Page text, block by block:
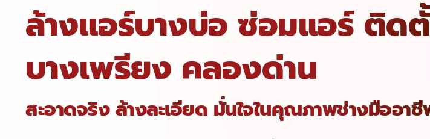
ล้างแอร์บางบ่อ ซ่อมแอร์ ติด
บางเพรียง คลองด่าน
สะอาดจริง ล้างละเอียด มั่นใจในคุณภาพช่างมืออา